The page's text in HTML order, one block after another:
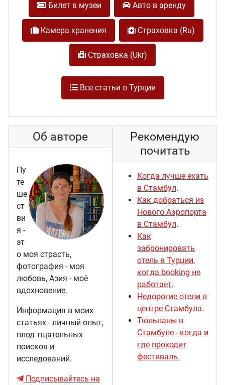
Билет в музеи Авто в аренду
Камера хранения Cтраховка (Ru)
Cтраховка (Ukr)
Все статьи о Турции
Об авторе
Пу
те
ше
ст
ви
я -
эт
о моя страсть,
фотография - моя
любовь, Азия - моё
вдохновение.
Информация в моих
статьях - личный опыт,
плод тщательных
поисков и
исследований.
Подписывайтесь на
Рекомендую
почитать
Когда лучше ехать
в Стамбул.
Как добраться из
Нового Аэропорта
в Стамбул.
Как
забронировать
отель в Турции,
когда booking не
работает.
Недорогие отели в
центре Стамбула.
Тюльпаны в
Стамбуле - когда и
где проходит
фестиваль.